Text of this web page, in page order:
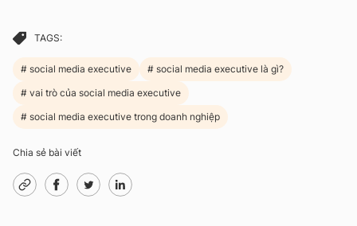
TAGS:
social media executive
social media executive là gì?
vai trò của social media executive
social media executive trong doanh nghiệp
Chia sẻ bài viết